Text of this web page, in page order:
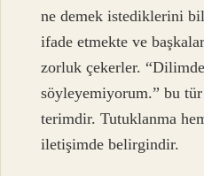
ne demek istediklerini
ifade etmekte ve
zorluk çekerler.
söyleyemiyorum.” bu
terimdir. Tutuklanma
iletişimde belirgindir.